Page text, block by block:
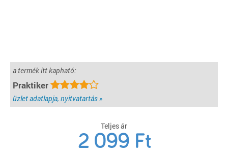
a termék itt kapható:
Praktiker
üzlet adatlapja, nyitvatartás »
Teljes ár
2 099 Ft